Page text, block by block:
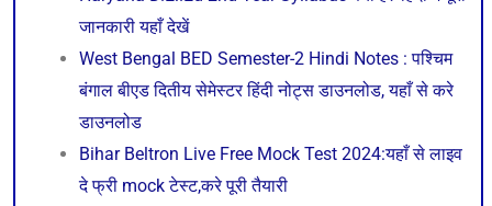
जानकारी यहाँ देखें
West Bengal BED Semester-2 Hindi Notes : पश्चिम
बंगाल बीएड दितीय सेमेस्टर हिंदी नोट्स डाउनलोड, यहाँ से करे
डाउनलोड
Bihar Beltron Live Free Mock Test 2024:यहाँ से लाइव
दे फ्री mock टेस्ट,करे पूरी तैयारी